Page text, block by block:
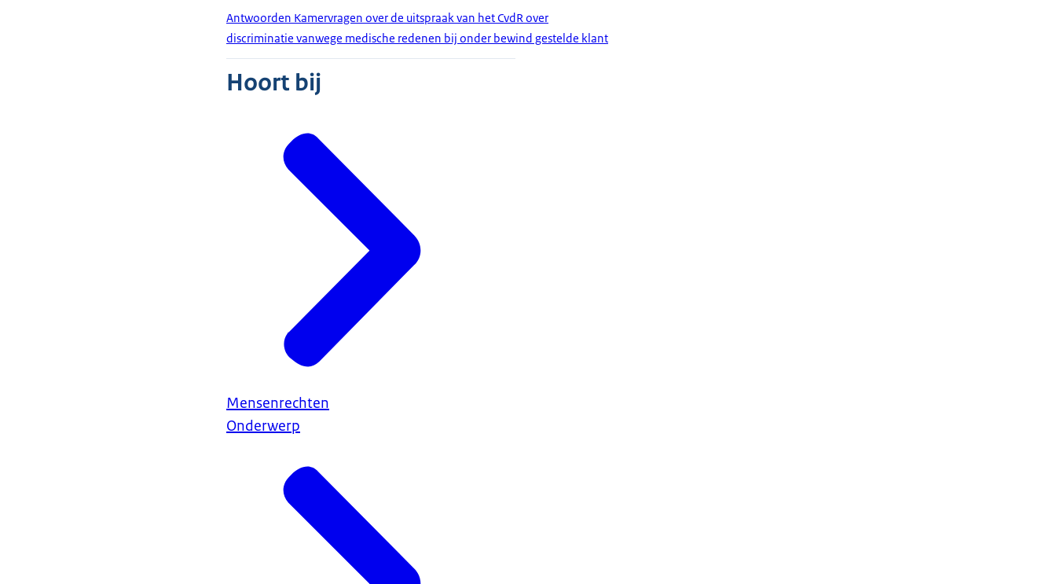
Antwoorden Kamervragen over de uitspraak van het CvdR over
discriminatie vanwege medische redenen bij onder bewind gestelde klant
Hoort bij
Mensenrechten
Onderwerp